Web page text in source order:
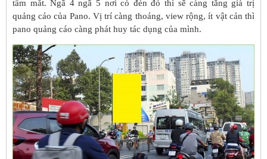
tầm mắt. Ngã 4 ngã 5 nơi có đèn đỏ thì sẽ càng tăng giá trị
quảng cáo của Pano. Vị trí càng thoáng, view rộng, ít vật cản thì
pano quảng cáo càng phát huy tác dụng của mình.